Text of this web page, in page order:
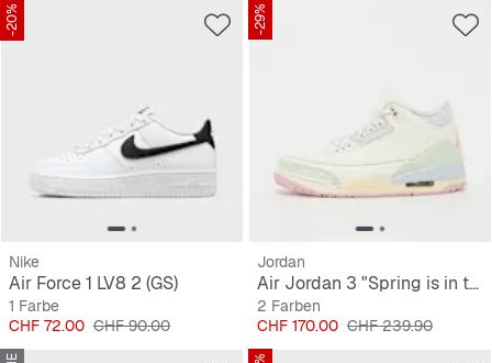
-20%
Nike
Air Force 1 LV8 2 (GS)
1 Farbe
Preis
CHF 72.00 Originalpreis
CHF 90.00
-29%
Jordan
Air Jordan 3 "Spring is in the Air"
2 Farben
Preis
CHF 170.00 Originalpreis
CHF 239.90